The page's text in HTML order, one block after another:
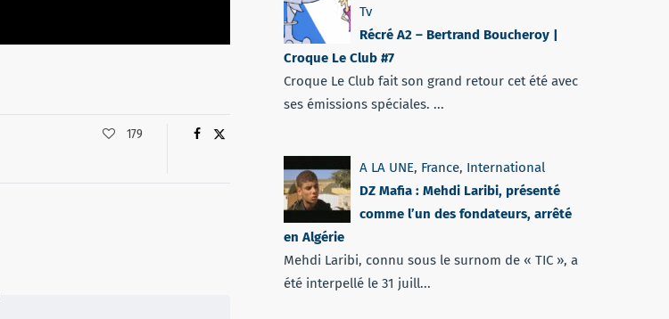
179
Tv
Récré A2 – Bertrand Boucheroy |
Croque Le Club #7
Croque Le Club fait son grand retour cet été avec
ses émissions spéciales. ...
A LA UNE, France, International
DZ Mafia : Mehdi Laribi, présenté
comme l’un des fondateurs, arrêté
en Algérie
Mehdi Laribi, connu sous le surnom de « TIC », a
été interpellé le 31 juill...